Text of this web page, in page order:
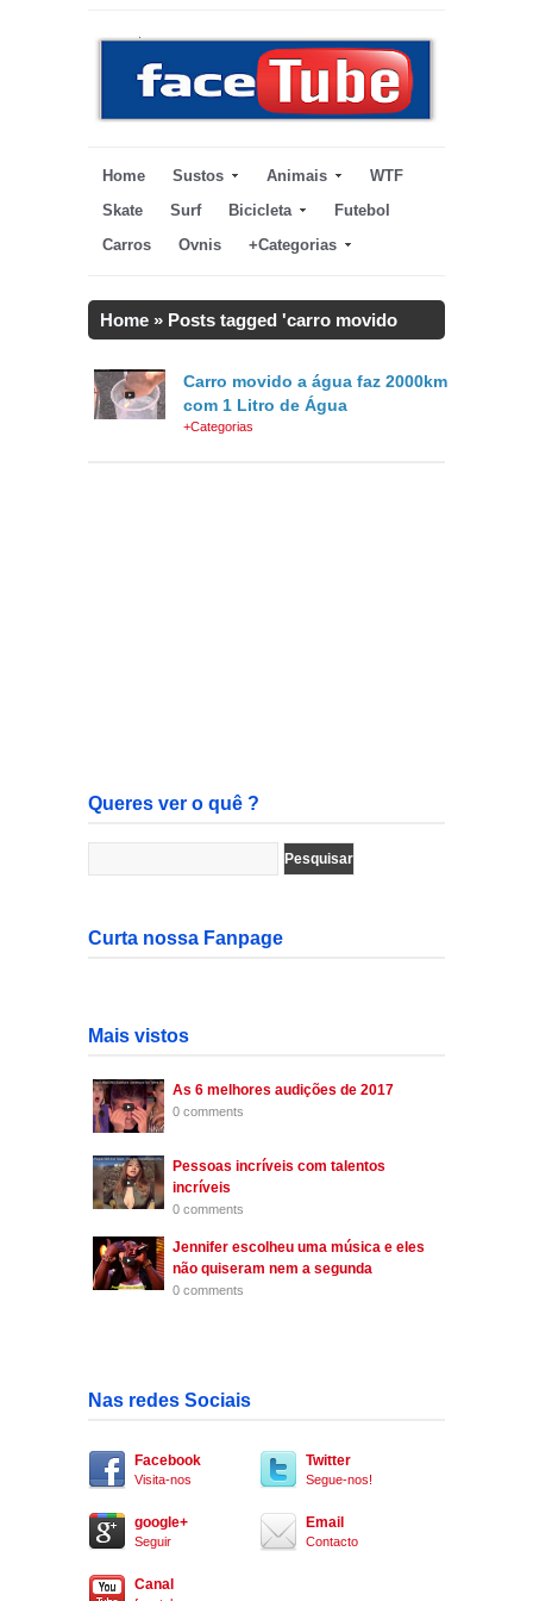
Home Sustos Animais
WTF
Skate
Surf Bicicleta
Futebol
Carros
Ovnis +Categorias
Home » Posts tagged 'carro movido
Carro movido a água faz 2000km
com 1 Litro de Água
+Categorias
Queres ver o quê ?
Curta nossa Fanpage
Mais vistos
As 6 melhores audições de 2017
0 comments
Pessoas incríveis com talentos
incríveis
0 comments
Jennifer escolheu uma música e eles
não quiseram nem a segunda
0 comments
Nas redes Sociais
Facebook
Visita-nos
Twitter
Segue-nos!
google+
Seguir
Email
Contacto
Canal